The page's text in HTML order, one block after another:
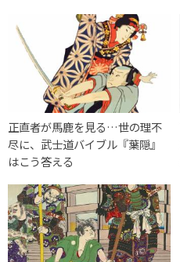
正直者が馬鹿を見る…世の理不
尽に、武士道バイブル『葉隠』
はこう答える